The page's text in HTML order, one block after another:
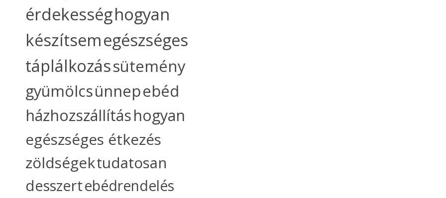
érdekességhogyan
készítsemegészséges
táplálkozássütemény
gyümölcsünnepebéd
házhozszállításhogyan
egészséges étkezés
zöldségektudatosan
desszertebédrendelés